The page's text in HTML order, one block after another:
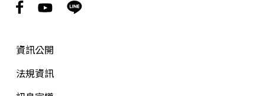
資訊公開
法規資訊